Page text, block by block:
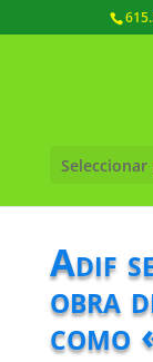
Seleccionar
Adif
obra
como